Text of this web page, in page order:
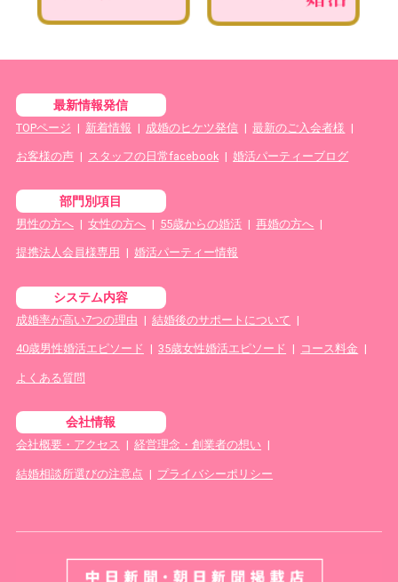
最新情報発信
TOPページ | 新着情報 | 成婚のヒケツ発信 | 最新のご入会者様 |
お客様の声| スタッフの日常facebook | 婚活パーティーブログ
部門別項目
男性の方へ| 女性の方へ | 55歳からの婚活 | 再婚の方へ |
提携法人会員様専用 | 婚活パーティー情報
システム内容
成婚率が高い7つの理由 | 結婚後のサポートについて |
40歳男性婚活エピソード | 35歳女性婚活エピソード | コース料金 |
よくある質問
会社情報
会社概要・アクセス | 経営理念・創業者の想い |
結婚相談所選びの注意点 | プライバシーポリシー